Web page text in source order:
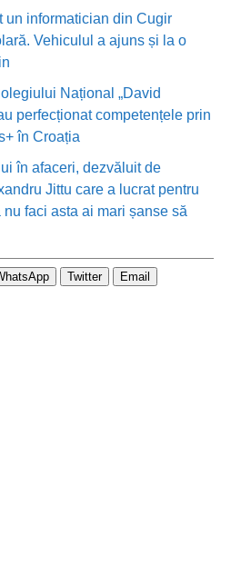
un informatician din Cugir
Vehiculul a ajuns și la o
Național „David
perfecționat competențele prin
în Croația
în afaceri, dezvăluit de
Jittu care a lucrat pentru
nu faci asta ai mari șanse să
Twitter Email